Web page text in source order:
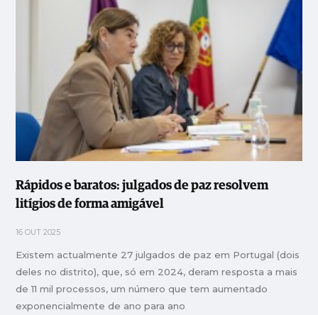
Rápidos e baratos: julgados de paz resolvem
litígios de forma amigável
16 OUT 2025
Existem actualmente 27 julgados de paz em Portugal (dois
deles no distrito), que, só em 2024, deram resposta a mais
de 11 mil processos, um número que tem aumentado
exponencialmente de ano para ano